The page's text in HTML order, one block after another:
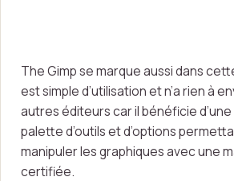
The Gimp se marque aussi dans
est simple d’utilisation et n’a rien à
autres éditeurs car il bénéficie
palette d’outils et d’options
manipuler les graphiques avec une
certifiée.